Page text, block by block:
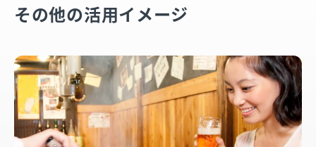
その他の活用イメージ